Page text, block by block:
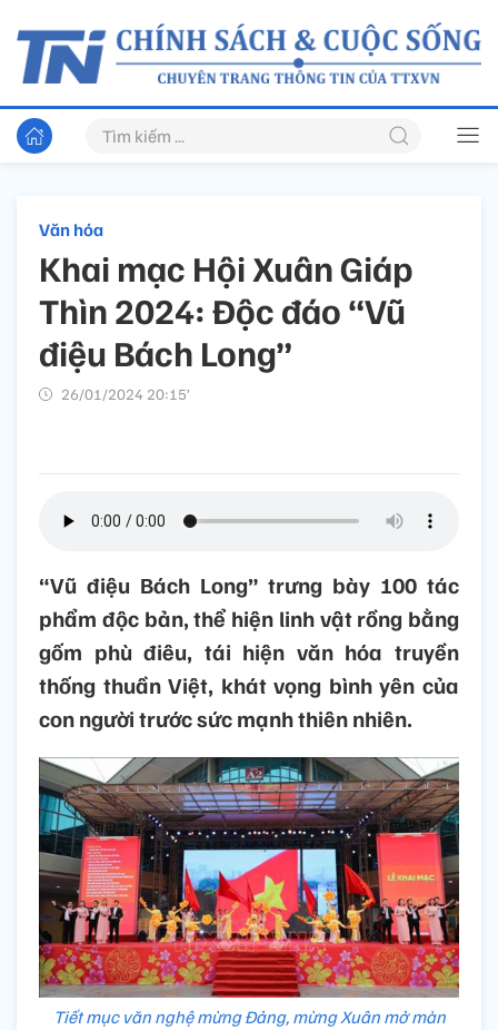
Văn hóa
Khai mạc Hội Xuân Giáp
Thìn 2024: Độc đáo “Vũ
điệu Bách Long”
26/01/2024 20:15’
“Vũ điệu Bách Long” trưng bày 100 tác
phẩm độc bản, thể hiện linh vật rồng bằng
gốm phù điêu, tái hiện văn hóa truyền
thống thuần Việt, khát vọng bình yên của
con người trước sức mạnh thiên nhiên.
Tiết mục văn nghệ mừng Đảng, mừng Xuân mở màn